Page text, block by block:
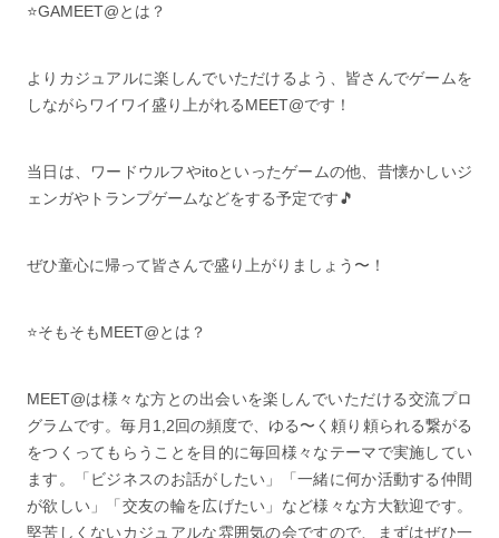
⭐️GAMEET@とは？
よりカジュアルに楽しんでいただけるよう、皆さんでゲームを
しながらワイワイ盛り上がれるMEET@です！
当日は、ワードウルフやitoといったゲームの他、昔懐かしいジ
ェンガやトランプゲームなどをする予定です🎵
ぜひ童心に帰って皆さんで盛り上がりましょう〜！
⭐️そもそもMEET@とは？
MEET@は様々な方との出会いを楽しんでいただける交流プロ
グラムです。毎月1,2回の頻度で、ゆる〜く頼り頼られる繋がる
をつくってもらうことを目的に毎回様々なテーマで実施してい
ます。「ビジネスのお話がしたい」「一緒に何か活動する仲間
が欲しい」「交友の輪を広げたい」など様々な方大歓迎です。
堅苦しくないカジュアルな雰囲気の会ですので、まずはぜひ一